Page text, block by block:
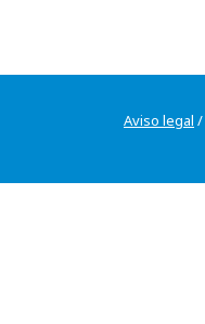
Aviso legal /